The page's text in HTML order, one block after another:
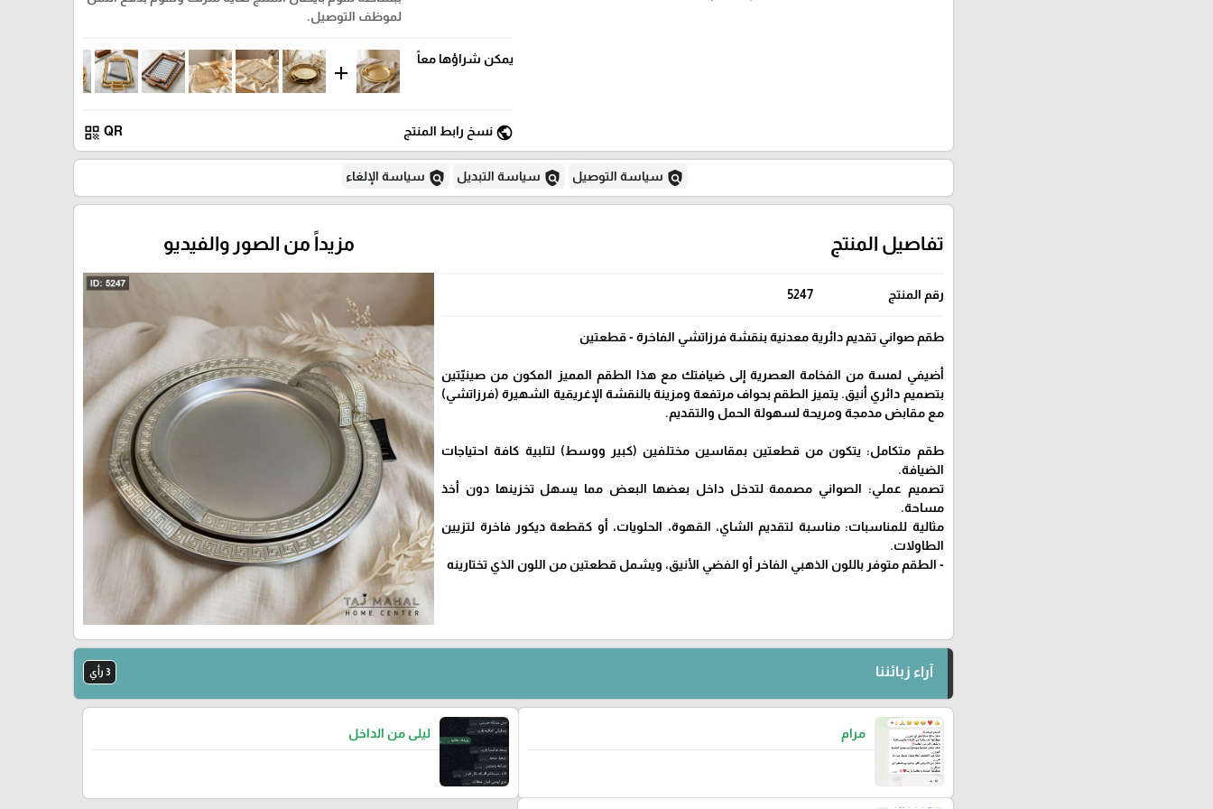
لموظف التوصيل.
يمكن شراؤها معاً
add
public نسخ رابط المنتج QR
qr_code
policy سياسة التوصيل policy سياسة التبديل policy سياسة الإلغاء
تفاصيل المنتج
رقم المنتج 5247
طقم صواني تقديم دائرية معدنية بنقشة فرزاتشي الفاخرة - قطعتين
أضيفي لمسة من الفخامة العصرية إلى ضيافتك مع هذا الطقم المميز المكون من صينيّتين
بتصميم دائري أنيق. يتميز الطقم بحواف مرتفعة ومزينة بالنقشة الإغريقية الشهيرة (فرزاتشي)
مع مقابض مدمجة ومريحة لسهولة الحمل والتقديم.
طقم متكامل: يتكون من قطعتين بمقاسين مختلفين (كبير ووسط) لتلبية كافة احتياجات
الضيافة.
تصميم عملي: الصواني مصممة لتدخل داخل بعضها البعض مما يسهل تخزينها دون أخذ
مساحة.
مثالية للمناسبات: مناسبة لتقديم الشاي، القهوة، الحلويات، أو كقطعة ديكور فاخرة لتزيين
الطاولات.
- الطقم متوفر باللون الذهبي الفاخر أو الفضي الأنيق، ويشمل قطعتين من اللون الذي تختارينه
مزيداً من الصور والفيديو
آراء زبائننا 3 رأي
مرام ليلى من الداخل